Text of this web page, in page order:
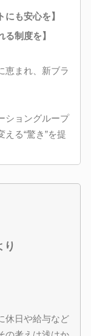
も安心を】
制度を】
恵まれ、新ブラ
ショングループ
る“驚き”を提
り
休日や給与など